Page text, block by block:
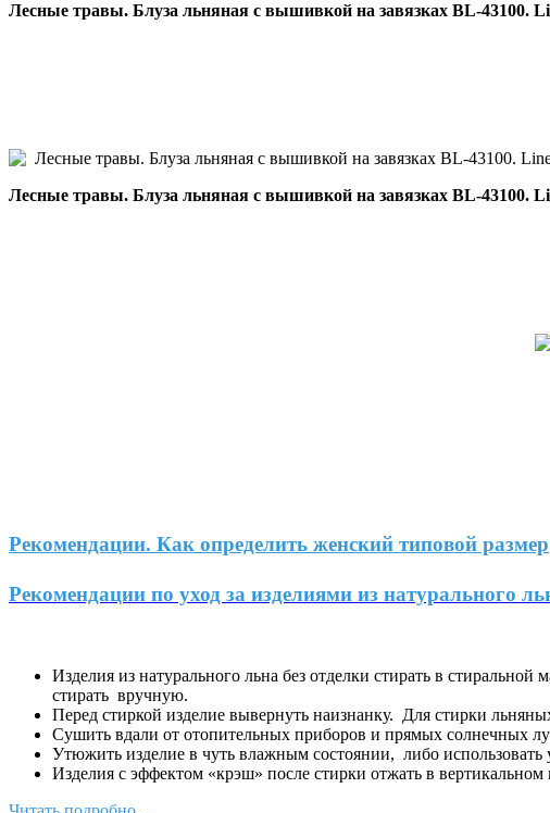
Лесные травы. Блуза льняная с вышивкой на завязках BL-43100.
Лесные травы. Блуза льняная с вышивкой на завязках BL-43100.
Рекомендации. Как определить женский типовой размер
Рекомендации по уход за изделиями из натурального
Изделия из натурального льна без отделки стирать в
стирать вручную.
Перед стиркой изделие вывернуть наизнанку. Для стирки
Сушить вдали от отопительных приборов и прямых солнечных
Утюжить изделие в чуть влажным состоянии, либо
Изделия с эффектом «крэш» после стирки отжать в